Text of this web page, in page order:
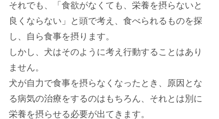
それでも、「食欲がなくても、栄養を摂らないと
良くならない」と頭で考え、食べられるものを探
し、自ら食事を摂ります。
しかし、犬はそのように考え行動することはあり
ません。
犬が自力で食事を摂らなくなったとき、原因とな
る病気の治療をするのはもちろん、それとは別に
栄養を摂らせる必要が出てきます。